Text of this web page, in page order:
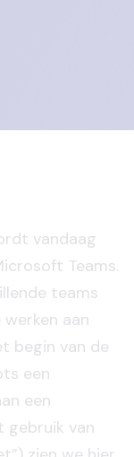
vandaag
Teams.
teams
aan
begin van de
een
een
van